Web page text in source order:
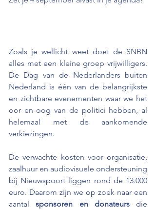
Zoals je wellicht weet doet de SNBN
alles met een kleine groep vrijwilligers.
De Dag van de Nederlanders buiten
Nederland is één van de belangrijkste
en zichtbare evenementen waar we het
oor en oog van de politici hebben, al
helemaal met de aankomende
verkiezingen.
De verwachte kosten voor organisatie,
zaalhuur en audiovisuele ondersteuning
bij Nieuwspoort liggen rond de 13.000
euro. Daarom zijn we op zoek naar een
aantal sponsoren en donateurs die